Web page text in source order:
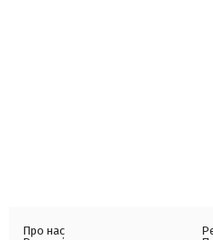
Про нас